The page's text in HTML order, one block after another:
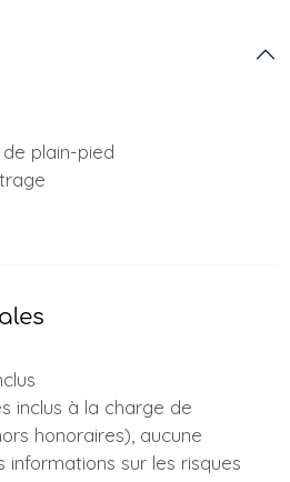
plain-pied
inclus à la charge de
honoraires), aucune
informations sur les risques